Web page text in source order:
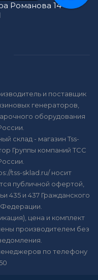
Романова 14
и поставщик
генераторов,
оборудования
склад - магазин Tss-
Группы компаний ТСС
tss-sklad.ru/ носит
публичной офертой,
435 и 437 Гражданского
цена и комплект
производителем без
по телефону